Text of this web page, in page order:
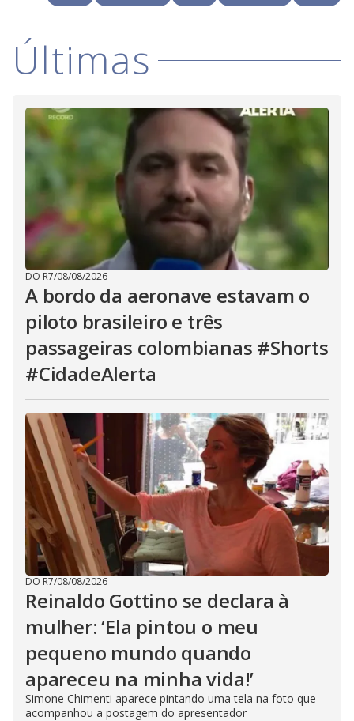
e
o
Últimas
DO R7/08/08/2026
A bordo da aeronave estavam o
piloto brasileiro e três
passageiras colombianas #Shorts
#CidadeAlerta
DO R7/08/08/2026
Reinaldo Gottino se declara à
mulher: ‘Ela pintou o meu
pequeno mundo quando
apareceu na minha vida!’
Simone Chimenti aparece pintando uma tela na foto que
acompanhou a postagem do apresentador